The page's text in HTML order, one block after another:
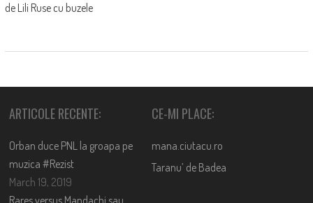
de Lili Ruse cu buzele
ARTICOLE RECENTE:
Orban duce PNL la groapa pe
muzica #Rezist
March 19, 2019
CE-MI PLACE:
mana.ciutacu.ro
Taranu’ de Badea